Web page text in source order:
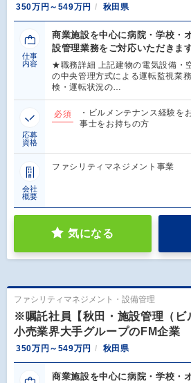
350万円～549万円 秋田県
仕事
内容
商業施設を中心に病院・学校・
設管理業務をご対応いただきます
★職務詳細 上記建物の電気設備・
の中央管理方式による運転監視業
検・運転状況の…
応募
資格
必須
・ビルメンテナンス経験を
事士をお持ちの方
会社
概要
ファシリティマネジメント事業
気になる
ファシリティマネジメント・設備管理
※嘱託社員【秋田・施設管理（ビ
小売業界大手グループのFM企業
350万円～549万円 秋田県
商業施設を中心に病院・学校・